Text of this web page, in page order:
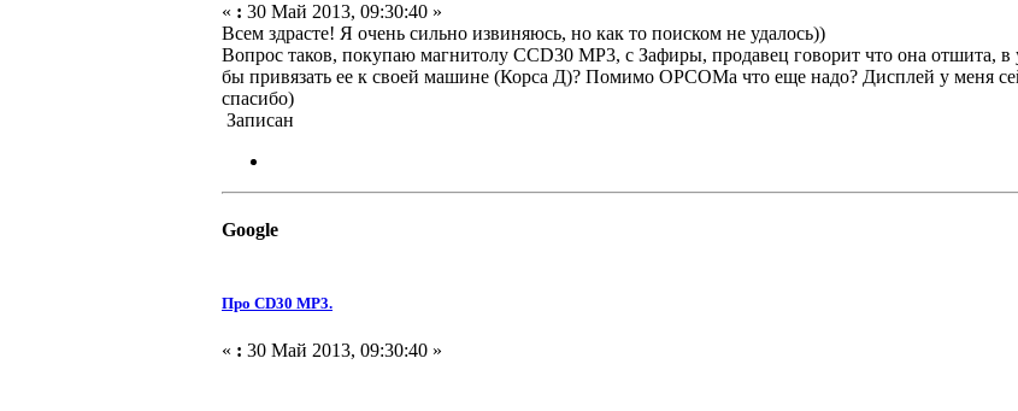
« : 30 Май 2013, 09:30:40 »
Всем здрасте! Я очень сильно извиняюсь, но как то поиском не удалось))
Вопрос таков, покупаю магнитолу СCD30 MP3, с Зафиры, продавец говорит что она
бы привязать ее к своей машине (Корса Д)? Помимо ОРСОМа что еще надо? Дисплей у меня
спасибо)
Записан
Google
Про CD30 MP3.
« : 30 Май 2013, 09:30:40 »